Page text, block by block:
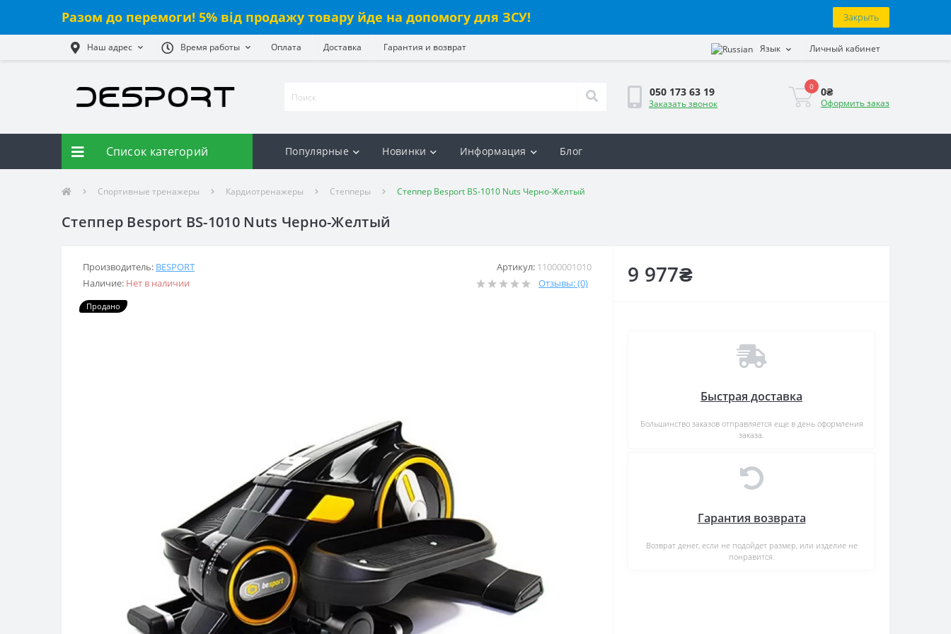
Разом до перемоги! 5% від продажу товару йде на допомогу для ЗСУ! Закрыть
Наш адрес Время работы Оплата Доставка Гарантия и возврат Язык Личный кабинет
050 173 63 19
Заказать звонок
0 0₴
Оформить заказ
Список категорий Популярные Новинки Информация Блог
Спортивные тренажеры Кардиотренажеры Степперы Степпер Besport BS-1010 Nuts Черно-Желтый
Степпер Besport BS-1010 Nuts Черно-Желтый
Производитель: BESPORT Артикул: 11000001010
Наличие: Нет в наличии Отзывы: (0)
Продано
9 977₴
Быстрая доставка
Большинство заказов отправляется еще в день оформления
заказа.
Гарантия возврата
Возврат денег, если не подойдет размер, или изделие не
понравится.